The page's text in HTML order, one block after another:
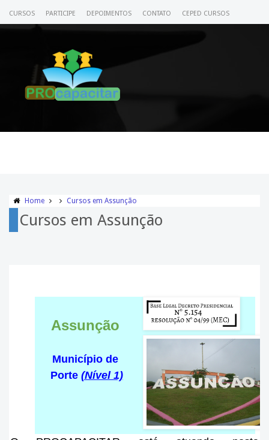
CURSOS PARTICIPE DEPOIMENTOS CONTATO CEPED CURSOS
Home Cursos em Assunção
Cursos em Assunção
Assunção
Município de
Porte (Nível 1)